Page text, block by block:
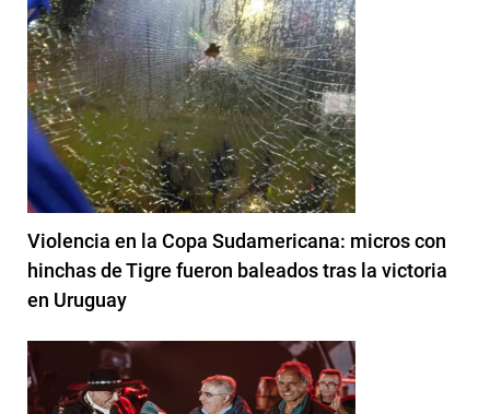
Violencia en la Copa Sudamericana: micros con
hinchas de Tigre fueron baleados tras la victoria
en Uruguay